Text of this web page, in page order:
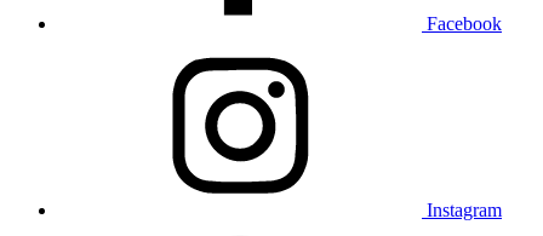
Facebook
Instagram